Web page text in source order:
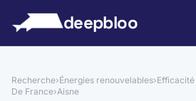
deepbloo
Recherche›Énergies renouvelables›
De France›Aisne